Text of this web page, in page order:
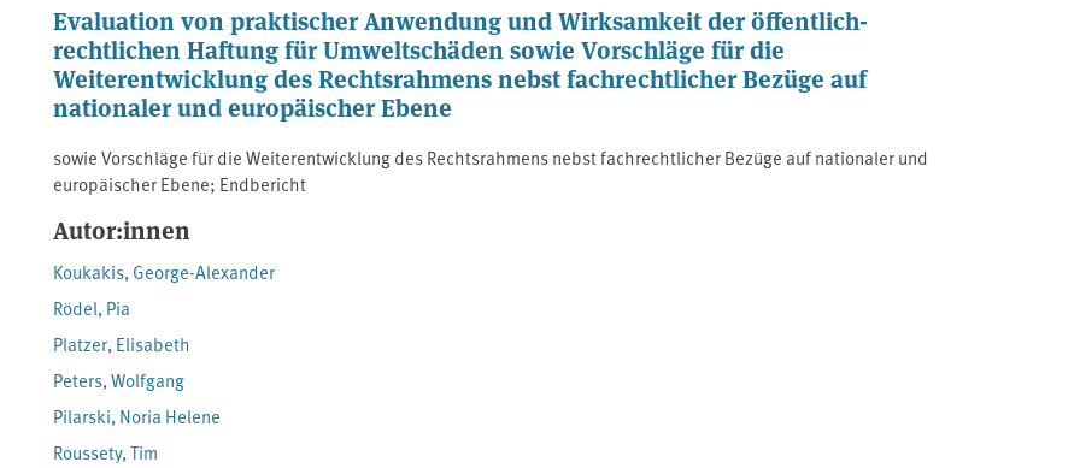
Evaluation von praktischer Anwendung und Wirksamkeit der öffentlich-
rechtlichen Haftung für Umweltschäden sowie Vorschläge für die
Weiterentwicklung des Rechtsrahmens nebst fachrechtlicher Bezüge auf
nationaler und europäischer Ebene
sowie Vorschläge für die Weiterentwicklung des Rechtsrahmens nebst fachrechtlicher Bezüge auf nationaler und
europäischer Ebene; Endbericht
Autor:innen
Koukakis, George-Alexander
Rödel, Pia
Platzer, Elisabeth
Peters, Wolfgang
Pilarski, Noria Helene
Roussety, Tim